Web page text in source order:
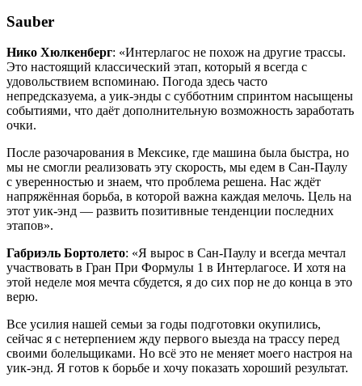
Sauber
Нико Хюлкенберг: «Интерлагос не похож на другие трассы.
Это настоящий классический этап, который я всегда с
удовольствием вспоминаю. Погода здесь часто
непредсказуема, а уик-энды с субботним спринтом насыщены
событиями, что даёт дополнительную возможность заработать
очки.
После разочарования в Мексике, где машина была быстра, но
мы не смогли реализовать эту скорость, мы едем в Сан-Паулу
с уверенностью и знаем, что проблема решена. Нас ждёт
напряжённая борьба, в которой важна каждая мелочь. Цель на
этот уик-энд — развить позитивные тенденции последних
этапов».
Габриэль Бортолето: «Я вырос в Сан-Паулу и всегда мечтал
участвовать в Гран При Формулы 1 в Интерлагосе. И хотя на
этой неделе моя мечта сбудется, я до сих пор не до конца в это
верю.
Все усилия нашей семьи за годы подготовки окупились,
сейчас я с нетерпением жду первого выезда на трассу перед
своими болельщиками. Но всё это не меняет моего настроя на
уик-энд. Я готов к борьбе и хочу показать хороший результат.